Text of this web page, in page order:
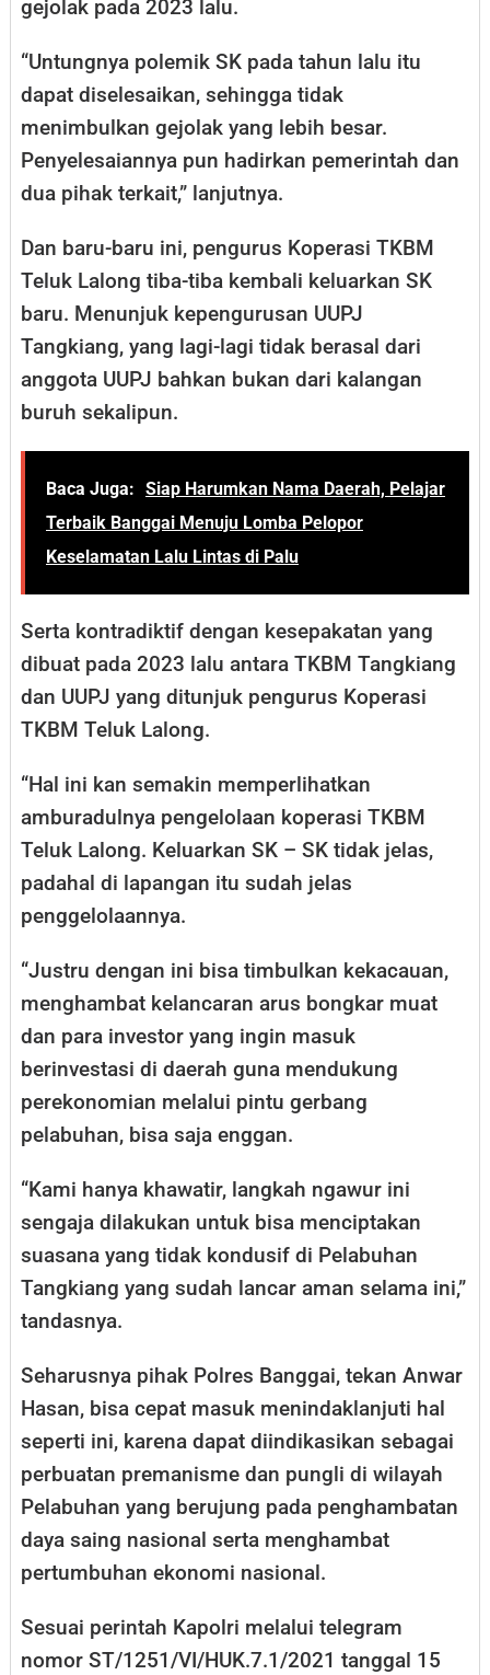
gejolak pada 2023 lalu.
“Untungnya polemik SK pada tahun lalu itu
dapat diselesaikan, sehingga tidak
menimbulkan gejolak yang lebih besar.
Penyelesaiannya pun hadirkan pemerintah dan
dua pihak terkait,” lanjutnya.
Dan baru-baru ini, pengurus Koperasi TKBM
Teluk Lalong tiba-tiba kembali keluarkan SK
baru. Menunjuk kepengurusan UUPJ
Tangkiang, yang lagi-lagi tidak berasal dari
anggota UUPJ bahkan bukan dari kalangan
buruh sekalipun.
Baca Juga: Siap Harumkan Nama Daerah, Pelajar
Terbaik Banggai Menuju Lomba Pelopor
Keselamatan Lalu Lintas di Palu
Serta kontradiktif dengan kesepakatan yang
dibuat pada 2023 lalu antara TKBM Tangkiang
dan UUPJ yang ditunjuk pengurus Koperasi
TKBM Teluk Lalong.
“Hal ini kan semakin memperlihatkan
amburadulnya pengelolaan koperasi TKBM
Teluk Lalong. Keluarkan SK – SK tidak jelas,
padahal di lapangan itu sudah jelas
penggelolaannya.
“Justru dengan ini bisa timbulkan kekacauan,
menghambat kelancaran arus bongkar muat
dan para investor yang ingin masuk
berinvestasi di daerah guna mendukung
perekonomian melalui pintu gerbang
pelabuhan, bisa saja enggan.
“Kami hanya khawatir, langkah ngawur ini
sengaja dilakukan untuk bisa menciptakan
suasana yang tidak kondusif di Pelabuhan
Tangkiang yang sudah lancar aman selama ini,”
tandasnya.
Seharusnya pihak Polres Banggai, tekan Anwar
Hasan, bisa cepat masuk menindaklanjuti hal
seperti ini, karena dapat diindikasikan sebagai
perbuatan premanisme dan pungli di wilayah
Pelabuhan yang berujung pada penghambatan
daya saing nasional serta menghambat
pertumbuhan ekonomi nasional.
Sesuai perintah Kapolri melalui telegram
nomor ST/1251/VI/HUK.7.1/2021 tanggal 15